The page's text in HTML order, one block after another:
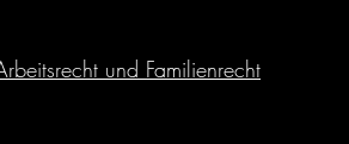
und Familienrecht